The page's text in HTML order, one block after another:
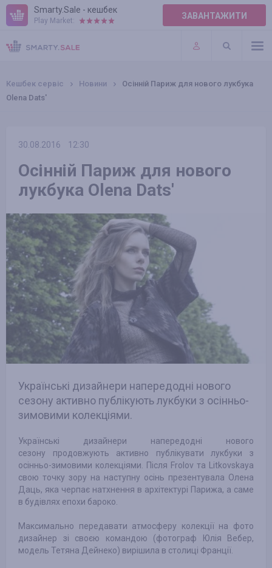
Smarty.Sale - кешбек
Play Market: ЗАВАНТАЖИТИ
ПРАВИЛА
ПЛАГІНИ
Кешбек сервіс Новини
Осінній Париж для нового лукбука
Olena Dats'
30.08.2016 12:30
Осінній Париж для нового
лукбука Olena Dats'
Українські дизайнери напередодні нового
сезону активно публікують лукбуки з осінньо-
зимовими колекціями.
Українські дизайнери напередодні нового
сезону продовжують активно публікувати лукбуки з
осінньо-зимовими колекціями. Після Frolov та Litkovskaya
свою точку зору на наступну осінь презентувала Олена
Даць, яка черпає натхнення в архітектурі Парижа, а саме
в будівлях епохи бароко.
Максимально передавати атмосферу колекції на фото
дизайнер зі своєю командою (фотограф Юлія Вебер,
модель Тетяна Дейнеко) вирішила в столиці Франції.